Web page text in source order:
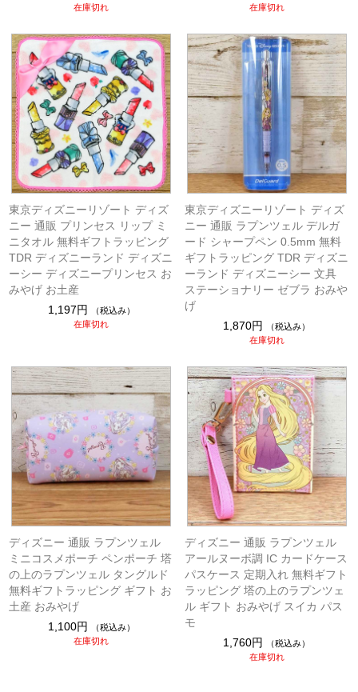
在庫切れ
在庫切れ
東京ディズニーリゾート ディズ
ニー 通販 プリンセス リップ ミ
ニタオル 無料ギフトラッピング
TDR ディズニーランド ディズニ
ーシー ディズニープリンセス お
みやげ お土産
1,197円
（税込み）
在庫切れ
東京ディズニーリゾート ディズ
ニー 通販 ラプンツェル デルガ
ード シャープペン 0.5mm 無料
ギフトラッピング TDR ディズニ
ーランド ディズニーシー 文具
ステーショナリー ゼブラ おみや
げ
1,870円
（税込み）
在庫切れ
ディズニー 通販 ラプンツェル
ミニコスメポーチ ペンポーチ 塔
の上のラプンツェル タングルド
無料ギフトラッピング ギフト お
土産 おみやげ
1,100円
（税込み）
在庫切れ
ディズニー 通販 ラプンツェル
アールヌーボ調 IC カードケース
パスケース 定期入れ 無料ギフト
ラッピング 塔の上のラプンツェ
ル ギフト おみやげ スイカ パス
モ
1,760円
（税込み）
在庫切れ